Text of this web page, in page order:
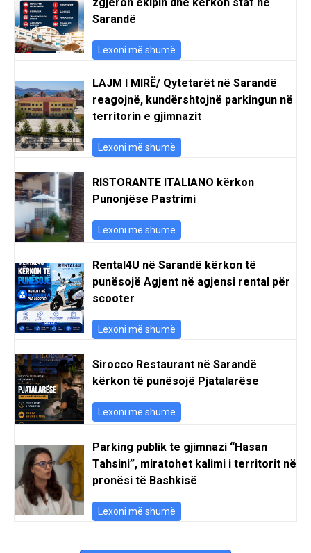
Sarandë
Lexoni më shumë
LAJM I MIRË/ Qytetarët në Sarandë
reagojnë, kundërshtojnë parkingun në
territorin e gjimnazit
Lexoni më shumë
RISTORANTE ITALIANO kërkon
Punonjëse Pastrimi
Lexoni më shumë
Rental4U në Sarandë kërkon të
punësojë Agjent në agjensi rental për
scooter
Lexoni më shumë
Sirocco Restaurant në Sarandë
kërkon të punësojë Pjatalarëse
Lexoni më shumë
Parking publik te gjimnazi “Hasan
Tahsini”, miratohet kalimi i territorit në
pronësi të Bashkisë
Lexoni më shumë